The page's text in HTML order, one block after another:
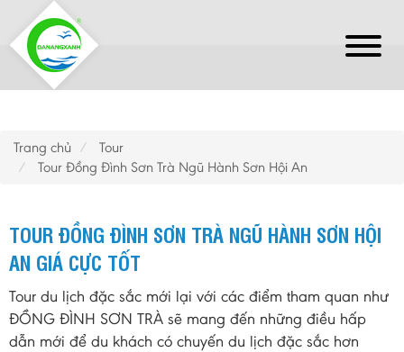
Trang chủ
Tour
Tour Đồng Đình Sơn Trà Ngũ Hành Sơn Hội An
TOUR ĐỒNG ĐÌNH SƠN TRÀ NGŨ HÀNH SƠN HỘI
AN GIÁ CỰC TỐT
Tour du lịch đặc sắc mới lại với các điểm tham quan như
ĐỒNG ĐÌNH SƠN TRÀ sẽ mang đến những điều hấp
dẫn mới để du khách có chuyến du lịch đặc sắc hơn